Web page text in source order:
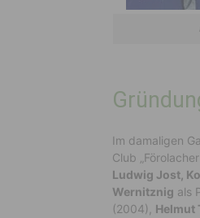
Im damaligen
Club
Ludwig Jost,
Wernitznig als
(2004), Helmut